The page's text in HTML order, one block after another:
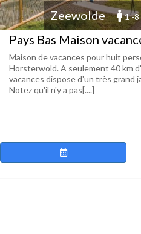
Zeewolde 1 -8
Pays Bas Maison
Maison de vacances pour huit
Horsterwold. A seulement 40 km
vacances dispose d'un très grand
Notez qu'il n'y a pas[....]